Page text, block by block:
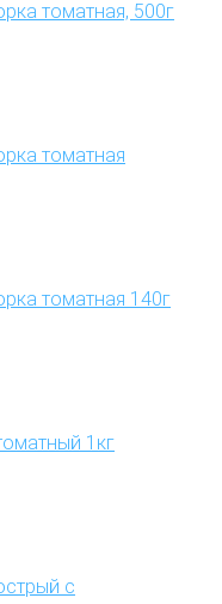
томатная, 500г
томатная
томатная 140г
1кг
с